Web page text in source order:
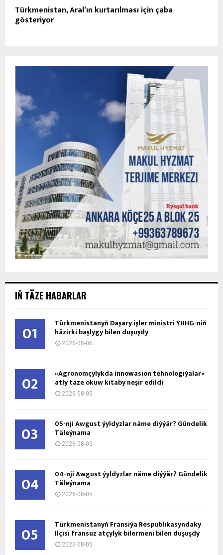
Türkmenistan, Aral’ın kurtarılması için çaba
gösteriyor
IŇ TÄZE HABARLAR
01 Türkmenistanyň Daşary işler ministri ÝHHG-niň
häzirki başlygy bilen duşuşdy
2026-08-06
02 «Agronomçylykda innowasion tehnologiýalar»
atly täze okuw kitaby neşir edildi
2026-08-05
03 05-nji Awgust ýyldyzlar näme diýýär? Gündelik
Täleýnama
2026-08-05
04 04-nji Awgust ýyldyzlar näme diýýär? Gündelik
Täleýnama
2026-08-05
05 Türkmenistanyň Fransiýa Respublikasyndaky
Ilçisi fransuz atçylyk bilermeni bilen duşuşdy
2026-08-05